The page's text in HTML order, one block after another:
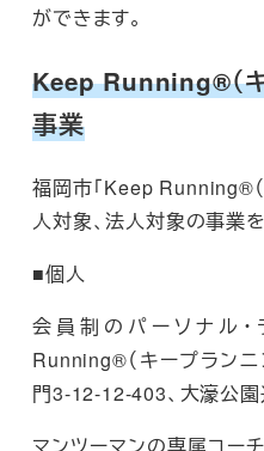
ができます。
Keep Running®（
事業
福岡市「Keep Running®
人対象、法人対象の事業
■個人
会員制のパーソナル・
Running®（キープランニ
門3-12-12-403、大濠公園
マンツーマンの専属コー